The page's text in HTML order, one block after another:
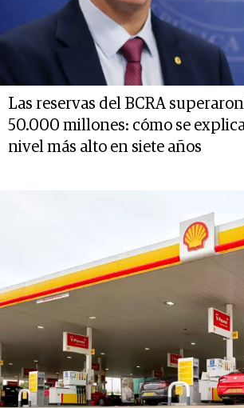
Las reservas del BCRA
50.000 millones: cómo se
nivel más alto en siete años